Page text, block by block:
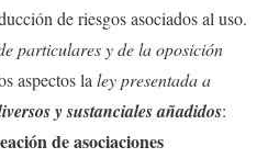
de riesgos asociados al uso.
particulares y de la oposición
aspectos la ley presentada a
y sustanciales añadidos:
de asociaciones